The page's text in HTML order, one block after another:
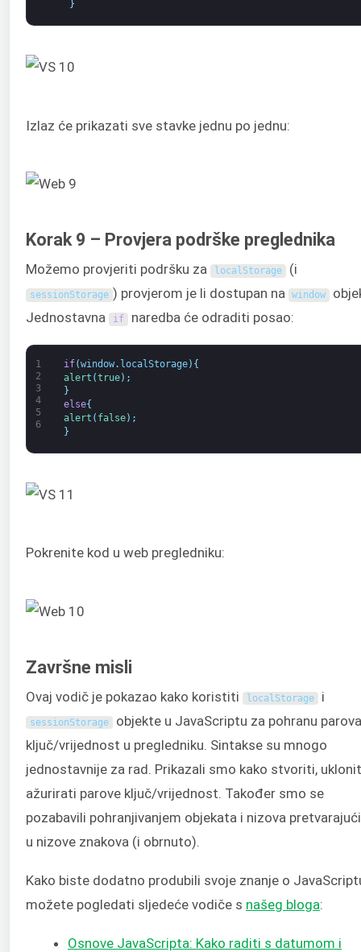
}
Izlaz će prikazati sve stavke jednu po jednu:
Korak 9 – Provjera podrške preglednika
Možemo provjeriti podršku za localStorage (i
sessionStorage ) provjerom je li dostupan na window
Jednostavna
if naredba će odraditi posao:
1
2
3
4
5
6
if(window. localStorage) {
alert (true) ;
}
else{
alert ( false) ;
}
Pokrenite kod u web pregledniku:
Završne misli
Ovaj vodič je pokazao kako koristiti localStorage i
sessionStorage objekte u JavaScriptu za pohranu parova
ključ/vrijednost u pregledniku. Sintakse su mnogo
jednostavnije za rad. Prikazali smo kako stvoriti,
ažurirati parove ključ/vrijednost. Također smo se
pozabavili pohranjivanjem objekata i nizova
u nizove znakova (i obrnuto).
Kako biste dodatno produbili svoje znanje o
možete pogledati sljedeće vodiče s našeg bloga:
Osnove JavaScripta: Kako raditi s datumom i